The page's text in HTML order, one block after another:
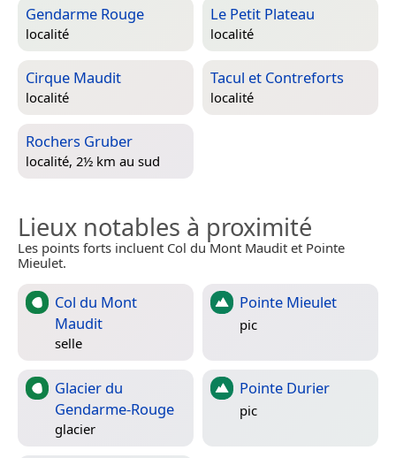
Gendarme Rouge
localité
Le Petit Plateau
localité
Cirque Maudit
localité
Tacul et Contreforts
localité
Rochers Gruber
localité, 2½ km au sud
Lieux notables à proximité
Les points forts incluent Col du Mont Maudit et Pointe
Mieulet.
Col du Mont
Maudit
selle
Pointe Mieulet
pic
Glacier du
Gendarme-Rouge
glacier
Pointe Durier
pic